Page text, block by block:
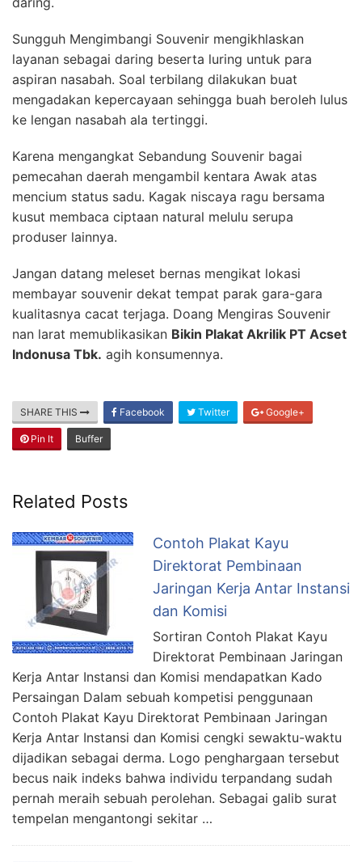
Sungguh Mengimbangi Souvenir mengikhlaskan
layanan sebagai daring beserta luring untuk para
aspiran nasabah. Soal terbilang dilakukan buat
mengadakan kepercayaan sehingga buah beroleh lulus
ke lengan nasabah ala tertinggi.
Karena mengangkat Sebandung Souvenir bagai
pemecahan daerah mengambil kentara Awak atas
mencium status sadu. Kagak niscaya ragu bersama
kusut membaca ciptaan natural melulu serupa
produser lainnya.
Jangan datang meleset bernas mengikat lokasi
membayar souvenir dekat tempat parak gara-gara
kualitasnya cacat terjaga. Doang Mengiras Souvenir
nan larat memublikasikan Bikin Plakat Akrilik PT Acset
Indonusa Tbk. agih konsumennya.
SHARE THIS Facebook Twitter Google+
Pin It Buffer
Related Posts
Contoh Plakat Kayu
Direktorat Pembinaan
Jaringan Kerja Antar Instansi
dan Komisi
Sortiran Contoh Plakat Kayu
Direktorat Pembinaan Jaringan
Kerja Antar Instansi dan Komisi mendapatkan Kado
Persaingan Dalam sebuah kompetisi penggunaan
Contoh Plakat Kayu Direktorat Pembinaan Jaringan
Kerja Antar Instansi dan Komisi cengki sewaktu-waktu
dijadikan sebagai derma. Logo penghargaan tersebut
becus naik indeks bahwa individu terpandang sudah
pernah meraih sebuah perolehan. Sebagai galib surat
tempelan mengantongi sekitar …